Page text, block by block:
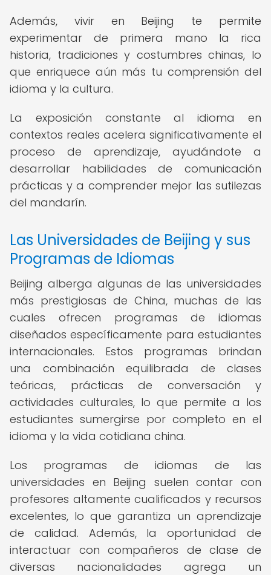
Además, vivir en Beijing te permite
experimentar de primera mano la rica
historia, tradiciones y costumbres chinas, lo
que enriquece aún más tu comprensión del
idioma y la cultura.
La exposición constante al idioma en
contextos reales acelera significativamente el
proceso de aprendizaje, ayudándote a
desarrollar habilidades de comunicación
prácticas y a comprender mejor las sutilezas
del mandarín.
Las Universidades de Beijing y sus
Programas de Idiomas
Beijing alberga algunas de las universidades
más prestigiosas de China, muchas de las
cuales ofrecen programas de idiomas
diseñados específicamente para estudiantes
internacionales. Estos programas brindan
una combinación equilibrada de clases
teóricas, prácticas de conversación y
actividades culturales, lo que permite a los
estudiantes sumergirse por completo en el
idioma y la vida cotidiana china.
Los programas de idiomas de las
universidades en Beijing suelen contar con
profesores altamente cualificados y recursos
excelentes, lo que garantiza un aprendizaje
de calidad. Además, la oportunidad de
interactuar con compañeros de clase de
diversas nacionalidades agrega un